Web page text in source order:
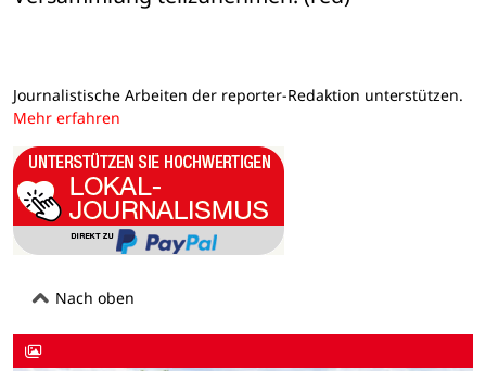
Journalistische Arbeiten der reporter-Redaktion unterstützen.
Mehr erfahren
Nach oben